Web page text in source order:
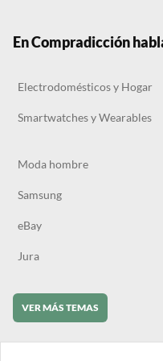
En Compradicción
Electrodomésticos y Hogar
Smartwatches y Wearables
Moda hombre
Samsung
eBay
Jura
VER MÁS TEMAS